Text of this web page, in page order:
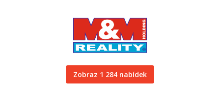
Zobraz 1 284 nabídek